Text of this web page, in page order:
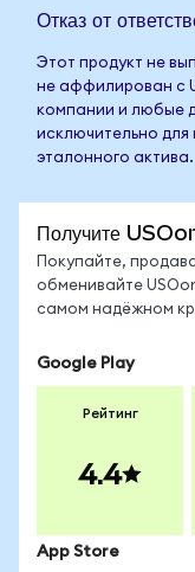
Отказ от
Этот продукт не
не аффилирован с
компании и любые
исключительно
эталонного актива.
Получите
Покупайте,
обменивайте
самом надёжном
Google Play
Рейтинг
4.4
App Store